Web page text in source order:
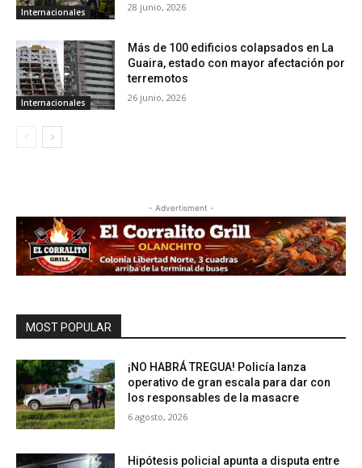
Internacionales 28 junio, 2026
Internacionales
Más de 100 edificios colapsados en La
Guaira, estado con mayor afectación por
terremotos
26 junio, 2026
- Advertisment -
MOST POPULAR
¡NO HABRÁ TREGUA! Policía lanza
operativo de gran escala para dar con
los responsables de la masacre
6 agosto, 2026
Hipótesis policial apunta a disputa entre